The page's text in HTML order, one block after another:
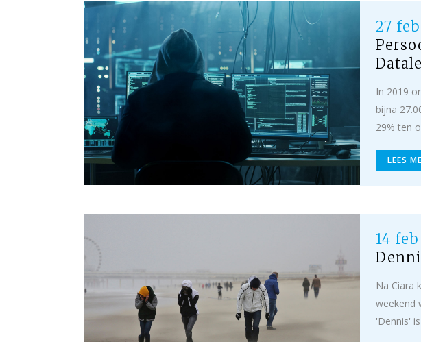
27 feb
In 2019
bijna
29% ten
LEES
14 feb
Na Ciara
weekend
'Dennis'